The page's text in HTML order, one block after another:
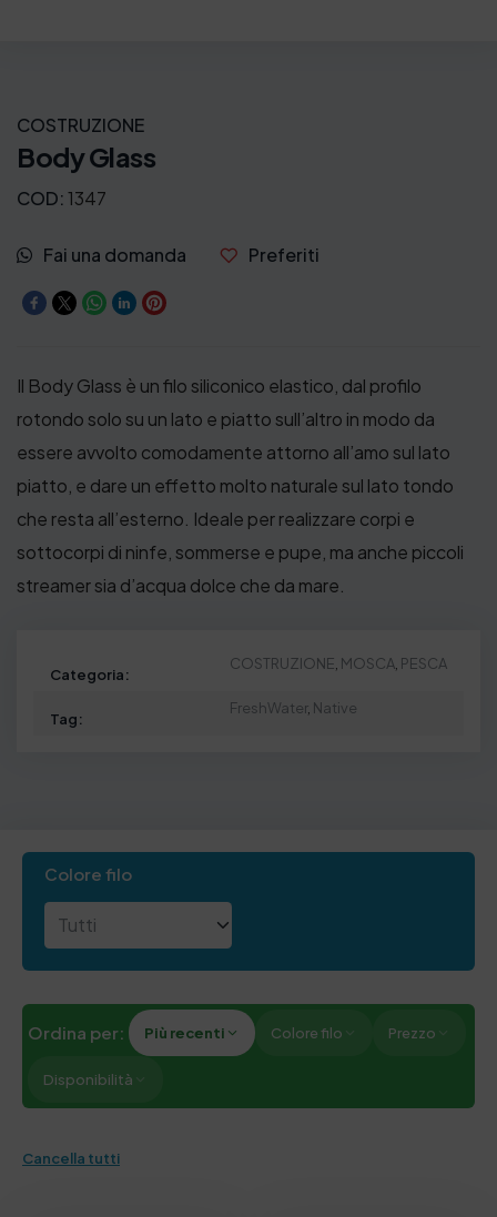
COSTRUZIONE
Body Glass
COD:1347
Fai una domanda Preferiti
Il Body Glass è un filo siliconico elastico, dal profilo
rotondo solo su un lato e piatto sull’altro in modo da
essere avvolto comodamente attorno all’amo sul lato
piatto, e dare un effetto molto naturale sul lato tondo
che resta all’esterno. Ideale per realizzare corpi e
sottocorpi di ninfe, sommerse e pupe, ma anche piccoli
streamer sia d’acqua dolce che da mare.
Categoria:
COSTRUZIONE MOSCA, PESCA
Tag:
FreshWater, Native
Colore filo
Ordina per: Più recenti Colore filo Prezzo
Disponibilità
Cancella tutti